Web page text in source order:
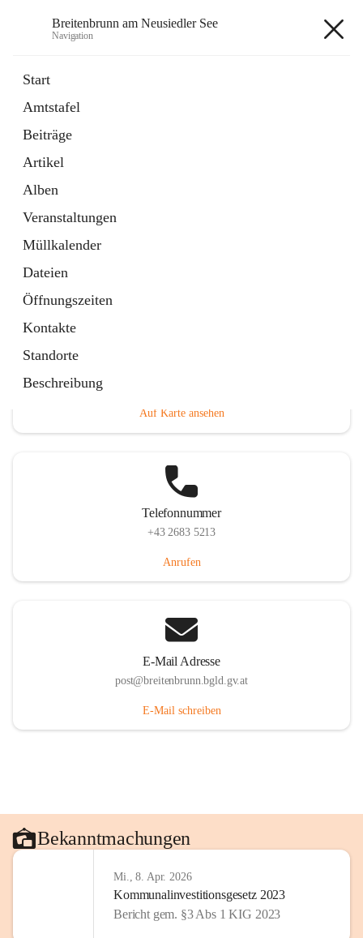
Breitenbrunn am Neusiedler See
Navigation
Start
Amtstafel
Beiträge
Artikel
Alben
Veranstaltungen
Müllkalender
Dateien
Öffnungszeiten
Kontakte
Standorte
Beschreibung
18 Schnellzugriffe
Gemeindeservice
Auf Karte ansehen
Telefonnummer
+43 2683 5213
Anrufen
E-Mail Adresse
post@breitenbrunn.bgld.gv.at
E-Mail schreiben
Bekanntmachungen
Mi., 8. Apr. 2026
Kommunalinvestitionsgesetz 2023
Bericht gem. §3 Abs 1 KIG 2023